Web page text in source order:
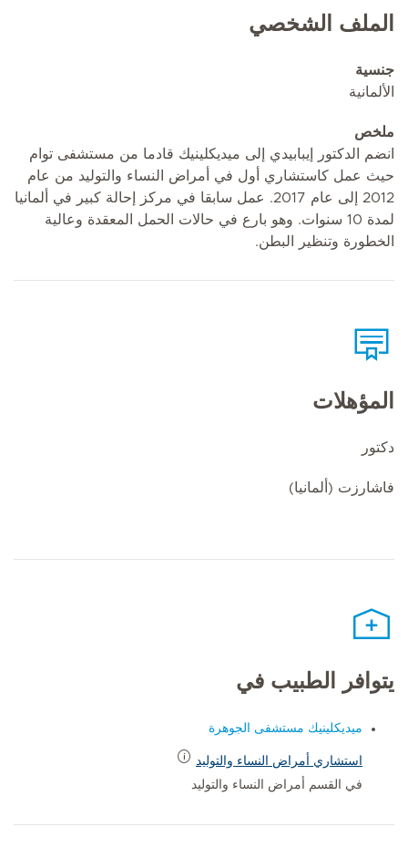
الملف الشخصي
جنسية
الألمانية
ملخص
انضم الدكتور إيبابيدي إلى ميديكلينيك قادما من مستشفى توام
حيث عمل كاستشاري أول في أمراض النساء والتوليد من عام
2012 إلى عام 2017. عمل سابقا في مركز إحالة كبير في ألمانيا
لمدة 10 سنوات. وهو بارع في حالات الحمل المعقدة وعالية
الخطورة وتنظير البطن.
المؤهلات
دكتور
فاشارزت (ألمانيا)
يتوافر الطبيب في
ميديكلينيك مستشفى الجوهرة
استشاري أمراض النساء والتوليد
في القسم أمراض النساء والتوليد